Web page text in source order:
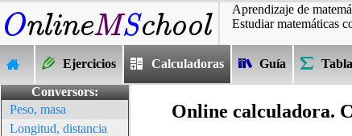
Aprendizaje de
Estudiar matemáticas
Ejercicios Calculadoras Guía
Conversors:
Peso, masa
Longitud, distancia
Online calculadora.